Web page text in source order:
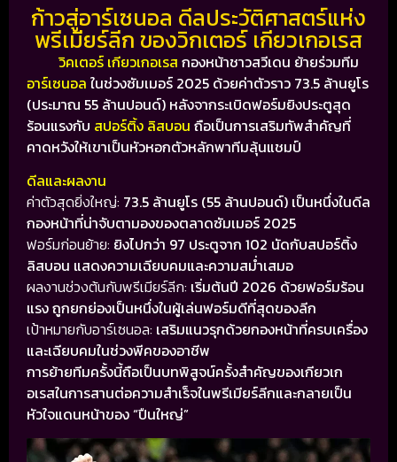
ก้าวสู่อาร์เซนอล ดีลประวัติศาสตร์แห่ง
พรีเมียร์ลีก ของวิกเตอร์ เกียวเกอเรส
วิคเตอร์ เกียวเกอเรส กองหน้าชาวสวีเดน ย้ายร่วมทีม
อาร์เซนอล ในช่วงซัมเมอร์ 2025 ด้วยค่าตัวราว 73.5 ล้านยูโร
(ประมาณ 55 ล้านปอนด์) หลังจากระเบิดฟอร์มยิงประตูสุด
ร้อนแรงกับ สปอร์ติ้ง ลิสบอน ถือเป็นการเสริมทัพสำคัญที่
คาดหวังให้เขาเป็นหัวหอกตัวหลักพาทีมลุ้นแชมป์
ดีลและผลงาน
ค่าตัวสุดยิ่งใหญ่: 73.5 ล้านยูโร (55 ล้านปอนด์) เป็นหนึ่งในดีล
กองหน้าที่น่าจับตามองของตลาดซัมเมอร์ 2025
ฟอร์มก่อนย้าย: ยิงไปกว่า 97 ประตูจาก 102 นัดกับสปอร์ติ้ง
ลิสบอน แสดงความเฉียบคมและความสม่ำเสมอ
ผลงานช่วงต้นกับพรีเมียร์ลีก: เริ่มต้นปี 2026 ด้วยฟอร์มร้อน
แรง ถูกยกย่องเป็นหนึ่งในผู้เล่นฟอร์มดีที่สุดของลีก
เป้าหมายกับอาร์เซนอล: เสริมแนวรุกด้วยกองหน้าที่ครบเครื่อง
และเฉียบคมในช่วงพีคของอาชีพ
การย้ายทีมครั้งนี้ถือเป็นบทพิสูจน์ครั้งสำคัญของเกียวเก
อเรสในการสานต่อความสำเร็จในพรีเมียร์ลีกและกลายเป็น
หัวใจแดนหน้าของ “ปืนใหญ่”